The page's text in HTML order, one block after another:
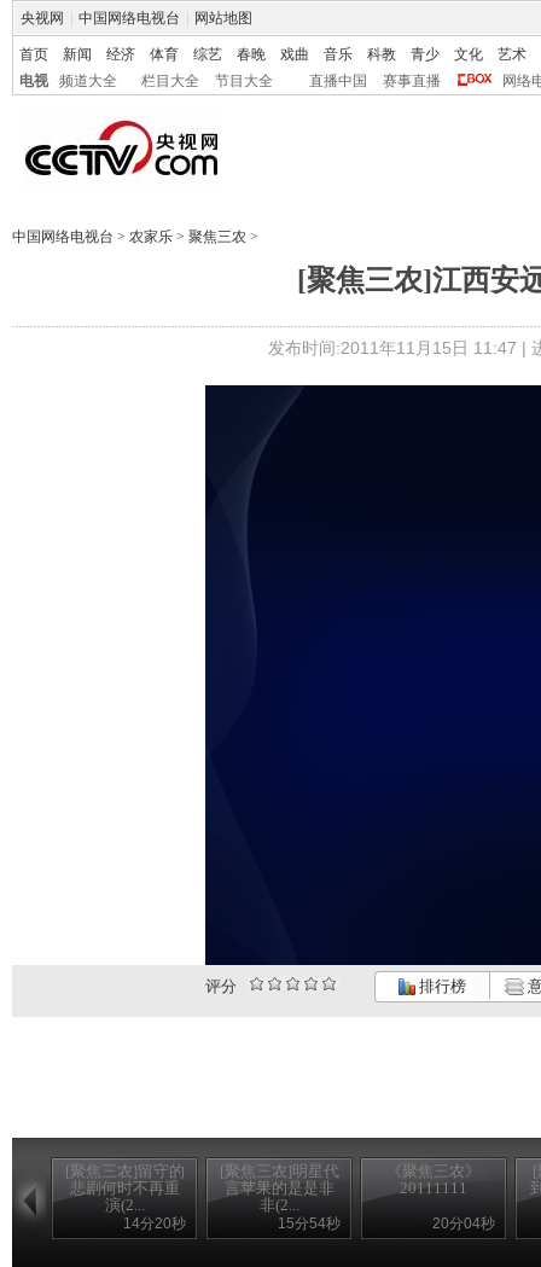
央视网 中国网络电视台 网站地图
首页 新闻 经济 体育 综艺 春晚 戏曲 音乐 科教 青少 文化
艺术
电视
频道大全 栏目大全 节目大全 直播中国 赛事直播 网络
中国网络电视台 > 农家乐 > 聚焦三农 >
[聚焦三农]江西安
发布时间:2011年11月15日 11:47 |
评分 排行榜
[聚焦三农]留守的
悲剧何时不再重
演(2...
14分20秒
[聚焦三农]明星代
言苹果的是是非
非(2...
15分54秒
《聚焦三农》
20111111
20分04秒
[